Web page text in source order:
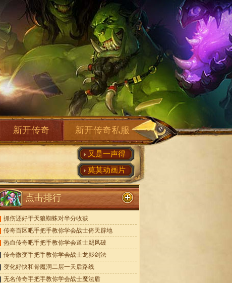
新开传奇 新开传奇私服
又是一声得
莫莫动画片
点击排行
抓伤还好于天狼蜘蛛对半分收获
传奇百区吧手把手教你学会战士倚天辟地
热血传奇吧手把手教你学会道士飓风破
传奇微变手把手教你学会战士龙影剑法
变化好快和骨魔洞二层一天后路线
无名传奇手把手教你学会战士魔法盾